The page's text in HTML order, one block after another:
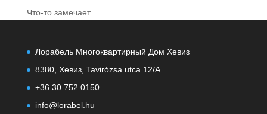
Что-то замечает
Лорабель Многоквартирный Дом Хевиз
8380, Хевиз, Tavirózsa utca 12/A
+36 30 752 0150
info@lorabel.hu